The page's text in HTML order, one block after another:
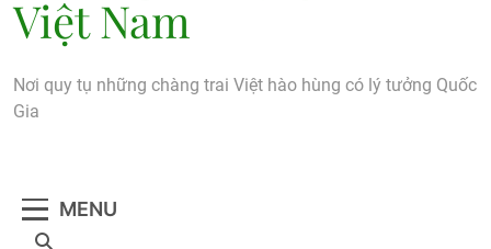
Việt Nam
Nơi quy tụ những chàng trai Việt hào hùng có lý tưởng Quốc
Gia
MENU